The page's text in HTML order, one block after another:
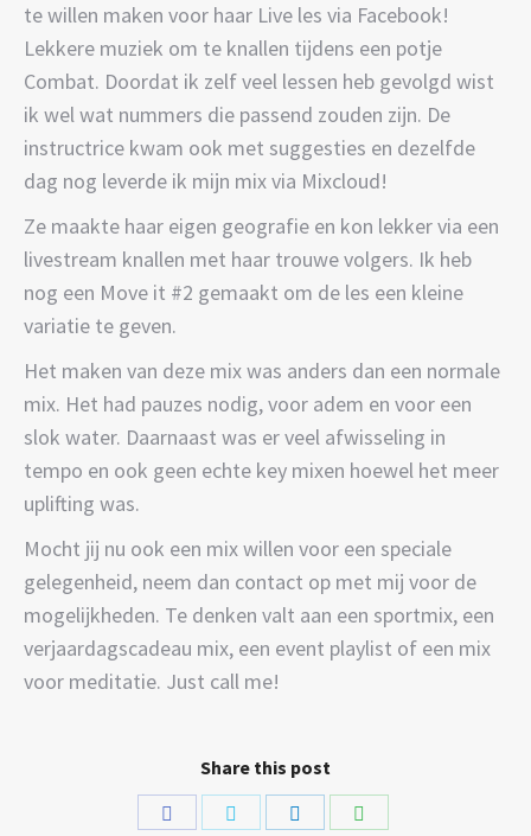
te willen maken voor haar Live les via Facebook!
Lekkere muziek om te knallen tijdens een potje
Combat. Doordat ik zelf veel lessen heb gevolgd wist
ik wel wat nummers die passend zouden zijn. De
instructrice kwam ook met suggesties en dezelfde
dag nog leverde ik mijn mix via Mixcloud!
Ze maakte haar eigen geografie en kon lekker via een
livestream knallen met haar trouwe volgers. Ik heb
nog een Move it #2 gemaakt om de les een kleine
variatie te geven.
Het maken van deze mix was anders dan een normale
mix. Het had pauzes nodig, voor adem en voor een
slok water. Daarnaast was er veel afwisseling in
tempo en ook geen echte key mixen hoewel het meer
uplifting was.
Mocht jij nu ook een mix willen voor een speciale
gelegenheid, neem dan contact op met mij voor de
mogelijkheden. Te denken valt aan een sportmix, een
verjaardagscadeau mix, een event playlist of een mix
voor meditatie. Just call me!
Share this post